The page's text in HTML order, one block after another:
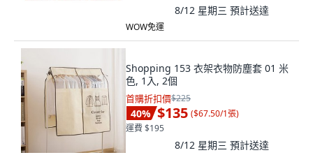
8/12 星期三 預計送達
WOW免運
Shopping 153 衣架衣物防塵套 01 米
色, 1入, 2個
首購折扣價$225
40% $135 ($67.50/1張)
運費 $195
8/12 星期三 預計送達